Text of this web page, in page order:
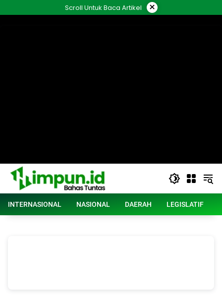
ke
Scroll Untuk Baca Artikel ×
INTERNASIONAL NASIONAL DAERAH LEGISLATIF